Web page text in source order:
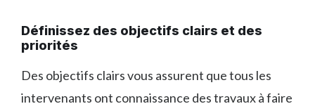
Définissez des objectifs clairs et des
priorités
Des objectifs clairs vous assurent que tous les
intervenants ont connaissance des travaux à faire